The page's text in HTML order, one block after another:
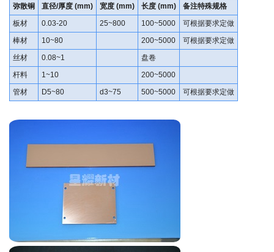
弥散铜 直径/厚度 (mm) 宽度 (mm) 长度 (mm)
备注特殊规格
板材
0.03-20 25~800 100~5000
可根据要求定做
棒材
10~80 200~5000
可根据要求定做
丝材
0.08~1
盘卷
杆料
1~10
200~5000
管材
D5~80 d3~75 500~5000 可根据要求定做